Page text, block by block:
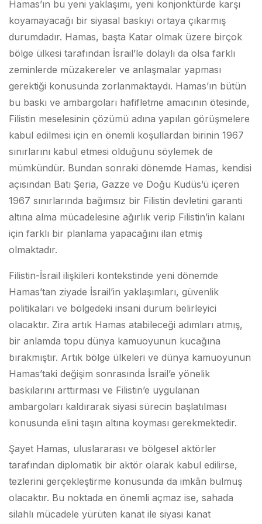
Hamas’ın bu yeni yaklaşımı, yeni konjonktürde karşı
koyamayacağı bir siyasal baskıyı ortaya çıkarmış
durumdadır. Hamas, başta Katar olmak üzere birçok
bölge ülkesi tarafından İsrail’le dolaylı da olsa farklı
zeminlerde müzakereler ve anlaşmalar yapması
gerektiği konusunda zorlanmaktaydı. Hamas’ın bütün
bu baskı ve ambargoları hafifletme amacının ötesinde,
Filistin meselesinin çözümü adına yapılan görüşmelere
kabul edilmesi için en önemli koşullardan birinin 1967
sınırlarını kabul etmesi olduğunu söylemek de
mümkündür. Bundan sonraki dönemde Hamas, kendisi
açısından Batı Şeria, Gazze ve Doğu Kudüs’ü içeren
1967 sınırlarında bağımsız bir Filistin devletini garanti
altına alma mücadelesine ağırlık verip Filistin’in kalanı
için farklı bir planlama yapacağını ilan etmiş
olmaktadır.
Filistin-İsrail ilişkileri kontekstinde yeni dönemde
Hamas’tan ziyade İsrail’in yaklaşımları, güvenlik
politikaları ve bölgedeki insani durum belirleyici
olacaktır. Zira artık Hamas atabileceği adımları atmış,
bir anlamda topu dünya kamuoyunun kucağına
bırakmıştır. Artık bölge ülkeleri ve dünya kamuoyunun
Hamas’taki değişim sonrasında İsrail’e yönelik
baskılarını arttırması ve Filistin’e uygulanan
ambargoları kaldırarak siyasi sürecin başlatılması
konusunda elini taşın altına koyması gerekmektedir.
Şayet Hamas, uluslararası ve bölgesel aktörler
tarafından diplomatik bir aktör olarak kabul edilirse,
tezlerini gerçekleştirme konusunda da imkân bulmuş
olacaktır. Bu noktada en önemli açmaz ise, sahada
silahlı mücadele yürüten kanat ile siyasi kanat